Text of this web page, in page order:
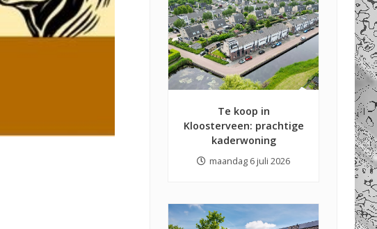
Te koop in
Kloosterveen: prachtige
kaderwoning
maandag 6 juli 2026